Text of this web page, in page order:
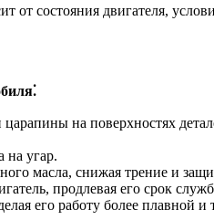
от состояния двигателя,
на поверхностях
на угар.
масла, снижая трение и
продлевая его срок
его работу более плавной и